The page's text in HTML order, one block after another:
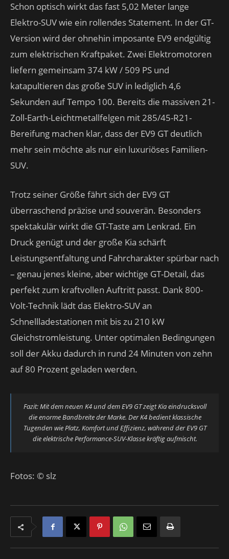
Schon optisch wirkt das fast 5,02 Meter lange
Elektro-SUV wie ein rollendes Statement. In der GT-
Version wird der ohnehin imposante EV9 endgültig
zum elektrischen Kraftpaket. Zwei Elektromotoren
liefern gemeinsam 374 kW / 509 PS und
katapultieren das große SUV in lediglich 4,6
Sekunden auf Tempo 100. Bereits die massiven 21-
Zoll-Earth-Leichtmetallfelgen mit 285/45-R21-
Bereifung machen klar, dass der EV9 GT deutlich
mehr sein möchte als nur ein luxuriöses Familien-
SUV.
Trotz seiner Größe fährt sich der EV9 GT
überraschend präzise und souverän. Besonders
spektakulär wirkt die GT-Taste am Lenkrad. Ein
Druck genügt und der große Kia schärft
Leistungsentfaltung und Fahrcharakter spürbar nach
– genau jenes kleine, aber wichtige GT-Detail, das
perfekt zum kraftvollen Auftritt passt. Dank 800-
Volt-Technik lädt das Elektro-SUV an
Schnellladestationen mit bis zu 210 kW
Gleichstromleistung. Unter optimalen Bedingungen
soll der Akku dadurch in rund 24 Minuten von zehn
auf 80 Prozent geladen werden.
Fazit: Mit dem neuen K4 und dem EV9 GT zeigt Kia eindrucksvoll
die enorme Bandbreite der Marke. Der K4 bedient klassische
Tugenden wie Platz, Komfort und Effizienz, während der EV9 GT
die elektrische Performance-SUV-Klasse kräftig aufmischt.
Fotos: © slz